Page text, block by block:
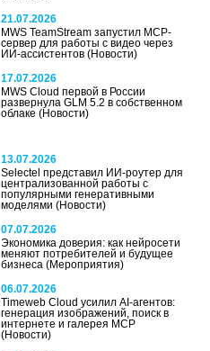
21.07.2026
MWS TeamStream запустил MCP-
сервер для работы с видео через
ИИ-ассистентов(Новости)
17.07.2026
MWS Cloud первой в России
развернула GLM 5.2 в собственном
облаке(Новости)
13.07.2026
Selectel представил ИИ-роутер для
централизованной работы с
популярными генеративными
моделями(Новости)
07.07.2026
Экономика доверия: как нейросети
меняют потребителей и будущее
бизнеса(Мероприятия)
06.07.2026
Timeweb Cloud усилил AI-агентов:
генерация изображений, поиск в
интернете и галерея MCP
(Новости)